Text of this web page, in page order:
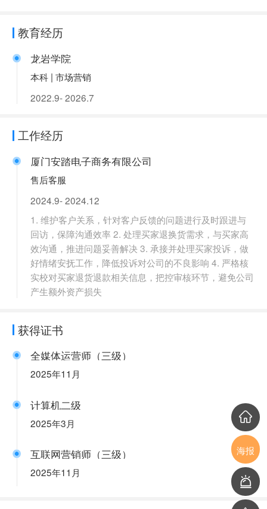
教育经历
龙岩学院
本科 | 市场营销
2022.9- 2026.7
工作经历
厦门安踏电子商务有限公司
售后客服
2024.9- 2024.12
1. 维护客户关系，针对客户反馈的问题进行及时跟进与
回访，保障沟通效率 2. 处理买家退换货需求，与买家高
效沟通，推进问题妥善解决 3. 承接并处理买家投诉，做
好情绪安抚工作，降低投诉对公司的不良影响 4. 严格核
实校对买家退货退款相关信息，把控审核环节，避免公司
产生额外资产损失
获得证书
全媒体运营师（三级）
2025年11月
计算机二级
2025年3月
互联网营销师（三级）
2025年11月
海报